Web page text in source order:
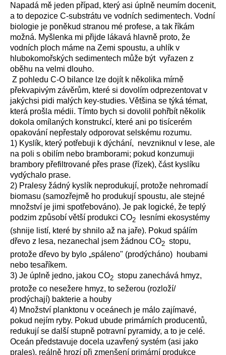
Napadá mě jeden případ, který asi úplně neumím docenit,
a to depozice C-substrátu ve vodních sedimentech. Vodní
biologie je poněkud stranou mé profese, a tak říkám
možná. Myšlenka mi přijde lákavá hlavně proto, že
vodních ploch máme na Zemi spoustu, a uhlík v
hlubokomořských sedimentech může být vyřazen z
oběhu na velmi dlouho.
Z pohledu C-O bilance lze dojít k několika mírně
překvapivým závěrům, které si dovolím odprezentovat v
jakýchsi pidi malých key-studies. Většina se týká témat,
která prošla médii. Tímto bych si dovolil pohřbít několik
dokola omílaných konstrukcí, které ani po tisícerém
opakování nepřestaly odporovat selskému rozumu.
1) Kyslík, který potřebuji k dýchání, nevzniknul v lese, ale
na poli s obilím nebo bramborami; pokud konzumuji
brambory přefiltrované přes prase (řízek), část kyslíku
vydýchalo prase.
2) Pralesy žádný kyslík neprodukují, protože nehromadí
biomasu (samozřejmě ho produkují spoustu, ale stejné
množství je jimi spotřebováno). Je pak logické, že teplý
podzim způsobí větší produkci CO2 lesními ekosystémy
(shnije listí, které by shnilo až na jaře). Pokud spálím
dřevo z lesa, nezanechal jsem žádnou CO2 stopu,
protože dřevo by bylo „spáleno" (prodýcháno) houbami
nebo tesaříkem.
3) Je úplně jedno, jakou CO2 stopu zanechává hmyz,
protože co nesežere hmyz, to sežerou (rozloží/
prodýchají) bakterie a houby
4) Množství planktonu v oceánech je málo zajímavé,
pokud nejím ryby. Pokud ubude primárních producentů,
redukují se další stupně potravní pyramidy, a to je celé.
Oceán představuje docela uzavřený systém (asi jako
prales), reálně hrozí při zmenšení primární produkce